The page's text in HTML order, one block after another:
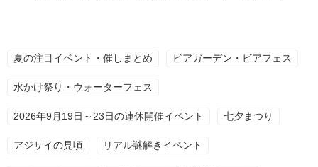
夏の注目イベント・催しまとめ ビアガーデン・ビアフェス
水かけ祭り・ウォーターフェス
2026年9月19日～23日の連休開催イベント 七夕まつり
アジサイの見頃 リアル謎解きイベント